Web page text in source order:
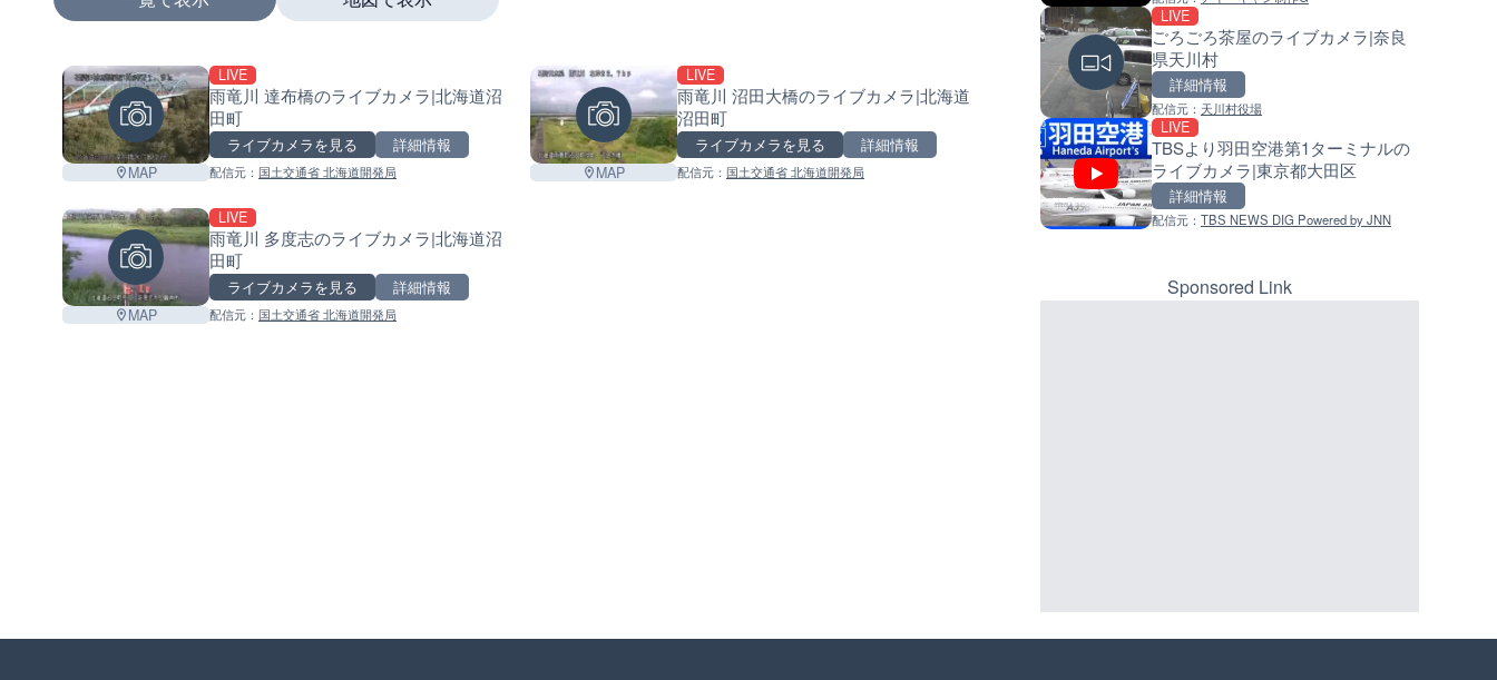
MAP
LIVE
雨竜川 達布橋のライブカメラ|北海道沼
田町
ライブカメラを見る 詳細情報
配信元： 国土交通省 北海道開発局 MAP
LIVE
雨竜川 沼田大橋のライブカメラ|北海道
沼田町
ライブカメラを見る 詳細情報
配信元： 国土交通省 北海道開発局
MAP
LIVE
雨竜川 多度志のライブカメラ|北海道沼
田町
ライブカメラを見る 詳細情報
配信元： 国土交通省 北海道開発局
+
−
マーカーをクリックするとラ
イブカメラの詳細が表示されま
LIVE
ごろごろ茶屋のライブカメラ|奈良
県天川村
詳細情報
配信元： 天川村役場
LIVE
TBSより羽田空港第1ターミナルの
ライブカメラ|東京都大田区
詳細情報
配信元： TBS NEWS DIG Powered by JNN
手結港(YASU海の駅クラブ)の
Impaxビル付近から歌舞伎町
のライブカメラ|東京都新宿区
配信元：歌舞伎町ゴジラ前ライブ
沖縄県那覇市
詳細情報
常呂川 鹿ノ子ダムのライブカ
天塩川 岩尾内ダムのライブカ
北海道士別市
配信元：国土交通省 北海道開発局
ラ|東京都品川区
詳細情報
Sponsored Link